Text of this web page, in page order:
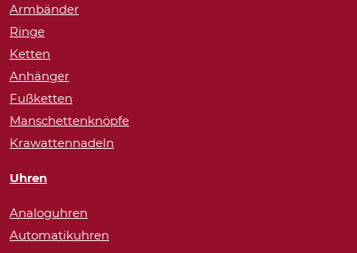
Armbänder
Ringe
Ketten
Anhänger
Fußketten
Manschettenknöpfe
Krawattennadeln
Uhren
Analoguhren
Automatikuhren